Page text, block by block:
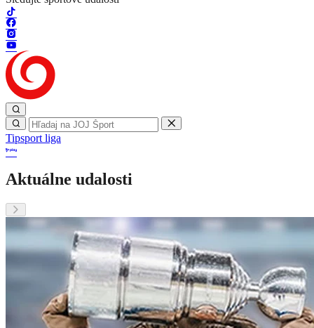
Tipsport liga
Aktuálne udalosti